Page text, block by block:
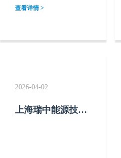
查看详情 >
2026-04-02
上海瑞中能源技术